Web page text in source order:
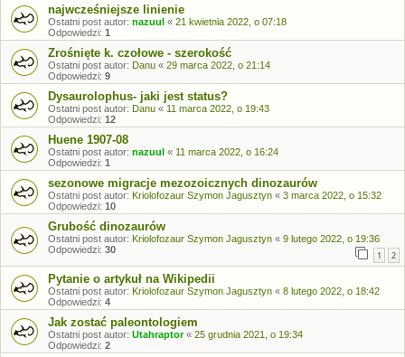
najwcześniejsze linienie
Ostatni post autor: nazuul « 21 kwietnia 2022, o 07:18
Odpowiedzi: 1
Zrośnięte k. czołowe - szerokość
Ostatni post autor: Danu « 29 marca 2022, o 21:14
Odpowiedzi: 9
Dysaurolophus- jaki jest status?
Ostatni post autor: Danu « 11 marca 2022, o 19:43
Odpowiedzi: 12
Huene 1907-08
Ostatni post autor: nazuul « 11 marca 2022, o 16:24
Odpowiedzi: 1
sezonowe migracje mezozoicznych dinozaurów
Ostatni post autor: Kriolofozaur Szymon Jagusztyn « 3 marca 2022, o 15:32
Odpowiedzi: 10
Grubość dinozaurów
Ostatni post autor: Kriolofozaur Szymon Jagusztyn « 9 lutego 2022, o 19:36
Odpowiedzi: 30 1 2
Pytanie o artykuł na Wikipedii
Ostatni post autor: Kriolofozaur Szymon Jagusztyn « 8 lutego 2022, o 18:42
Odpowiedzi: 4
Jak zostać paleontologiem
Ostatni post autor: Utahraptor« 25 grudnia 2021, o 19:34
Odpowiedzi: 2